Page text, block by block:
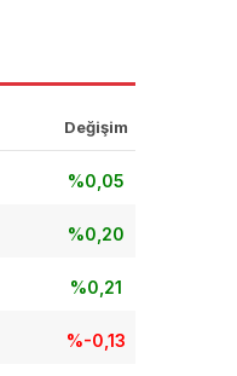
Değişim
%0,05
%0,20
%0,21
%-0,13